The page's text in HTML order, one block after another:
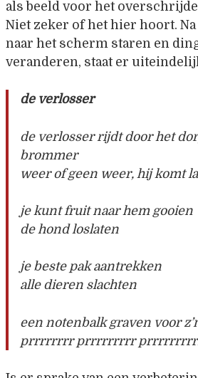
als beeld voor het
Niet zeker of het hier hoort.
naar het scherm staren en
veranderen, staat er
de verlosser
de verlosser rijdt door het
brommer
weer of geen weer, hij komt
je kunt fruit naar hem gooien
de hond loslaten
je beste pak aantrekken
alle dieren slachten
een notenbalk graven voor
prrrrrrrr prrrrrrrrr